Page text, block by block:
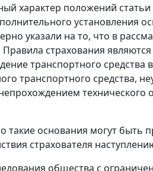
характер положений
установления
указали на то, что в
страхования
транспортного
транспортного средства,
такие основания могут
страхователя
общества с